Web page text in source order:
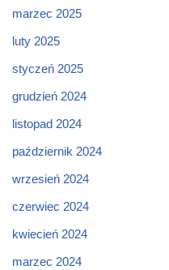
marzec 2025
luty 2025
styczeń 2025
grudzień 2024
listopad 2024
październik 2024
wrzesień 2024
czerwiec 2024
kwiecień 2024
marzec 2024